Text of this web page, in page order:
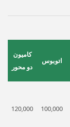
اتوبوس
کامیون
دو محور
100,000
120,000